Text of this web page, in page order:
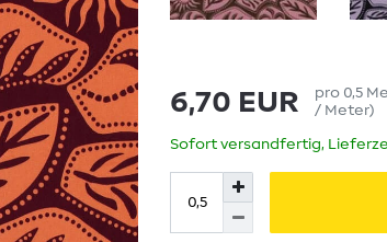
6,70 EUR pro 0,5
/ Meter)
Sofort versandfertig,